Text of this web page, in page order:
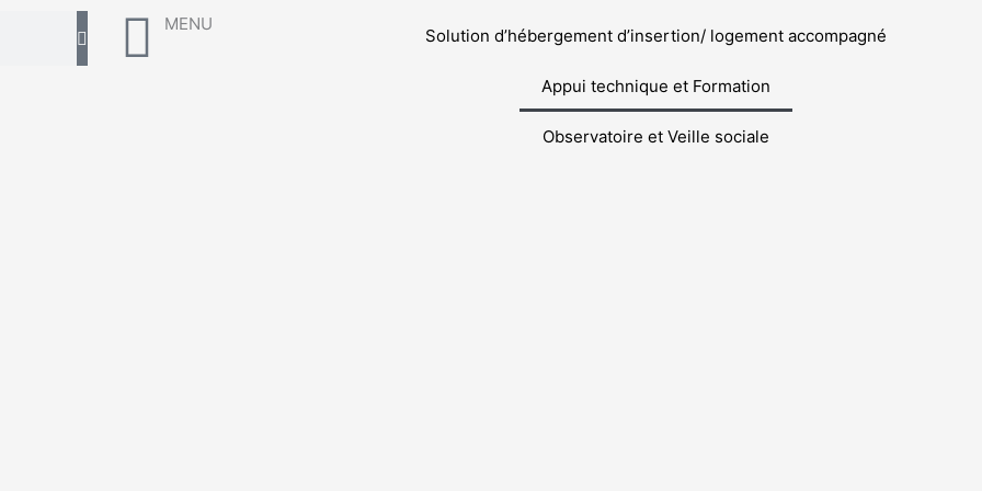
MENU
Solution d’hébergement d’insertion/ logement accompagné
Appui technique et Formation
Observatoire et Veille sociale